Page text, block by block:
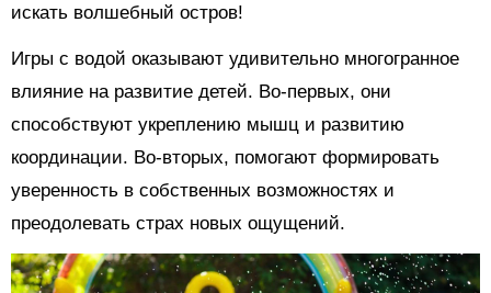
искать волшебный остров!
Игры с водой оказывают удивительно многогранное
влияние на развитие детей. Во-первых, они
способствуют укреплению мышц и развитию
координации. Во-вторых, помогают формировать
уверенность в собственных возможностях и
преодолевать страх новых ощущений.